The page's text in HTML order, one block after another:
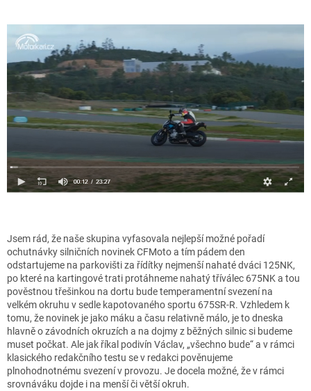
Jsem rád, že naše skupina vyfasovala nejlepší možné pořadí
ochutnávky silničních novinek CFMoto a tím pádem den
odstartujeme na parkovišti za řídítky nejmenší nahaté dváci 125NK,
po které na kartingové trati protáhneme nahatý tříválec 675NK a tou
pověstnou třešinkou na dortu bude temperamentní svezení na
velkém okruhu v sedle kapotovaného sportu 675SR-R. Vzhledem k
tomu, že novinek je jako máku a času relativně málo, je to dneska
hlavně o závodních okruzích a na dojmy z běžných silnic si budeme
muset počkat. Ale jak říkal podivín Václav, „všechno bude“ a v rámci
klasického redakčního testu se v redakci pověnujeme
plnohodnotnému svezení v provozu. Je docela možné, že v rámci
srovnáváku dojde i na menší či větší okruh.